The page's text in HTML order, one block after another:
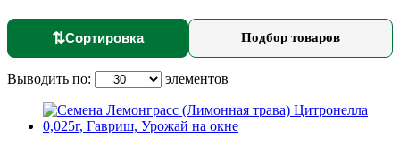
⇅Сортировка Подбор товаров
Выводить по: элементов